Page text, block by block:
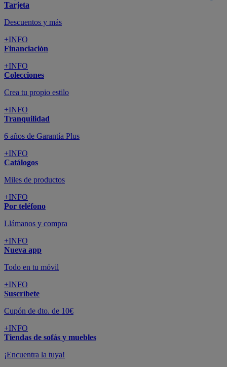
Tarjeta
Descuentos y más
+INFO
Financiación
+INFO
Colecciones
Crea tu propio estilo
+INFO
Tranquilidad
6 años de Garantía Plus
+INFO
Catálogos
Miles de productos
+INFO
Por teléfono
Llámanos y compra
+INFO
Nueva app
Todo en tu móvil
+INFO
Suscríbete
Cupón de dto. de 10€
+INFO
Tiendas de sofás y muebles
¡Encuentra la tuya!